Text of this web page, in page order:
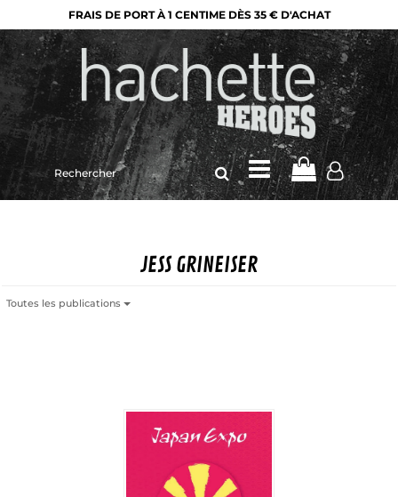
FRAIS DE PORT À 1 CENTIME DÈS 35 € D'ACHAT
Rechercher
sur
le
JESS GRINEISER
Toutes les publications